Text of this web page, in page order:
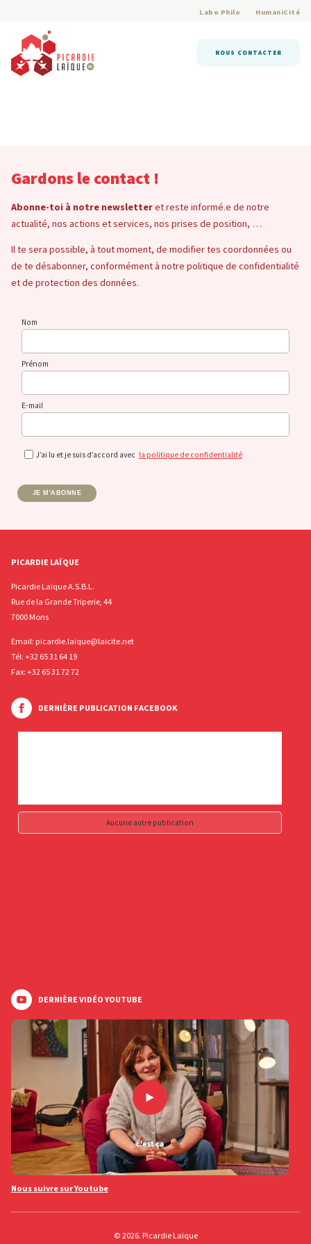
Labo Philo HumaniCité
NOUS CONTACTER
Gardons le contact !
Abonne-toi à notre newsletteret reste informé.e de notre
actualité, nos actions et services, nos prises de position, …
Il te sera possible, à tout moment, de modifier tes coordonnées ou
de te désabonner, conformément à notre politique de confidentialité
et de protection des données.
Nom
Prénom
E-mail
J’ai lu et je suis d’accord avec la politique de confidentialité
JE M'ABONNE
PICARDIE LAÏQUE
Picardie Laïque A.S.B.L.
Rue de la Grande Triperie, 44
7000 Mons
Email: picardie.laique@laicite.net
Tél: +32 65 31 64 19
Fax: +32 65 31 72 72
DERNIÈRE PUBLICATION FACEBOOK
Aucune autre publication
DERNIÈRE VIDÉO YOUTUBE
Nous suivre sur Youtube
© 2026. Picardie Laïque